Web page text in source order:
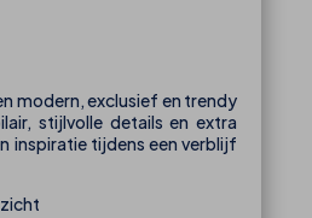
modern, exclusief en trendy
stijlvolle details en extra
inspiratie tijdens een verblijf